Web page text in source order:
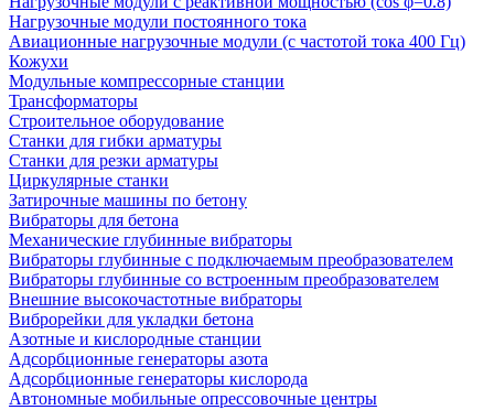
Нагрузочные модули постоянного тока
Авиационные нагрузочные модули (с частотой тока 400 Гц)
Кожухи
Модульные компрессорные станции
Трансформаторы
Строительное оборудование
Станки для гибки арматуры
Станки для резки арматуры
Циркулярные станки
Затирочные машины по бетону
Вибраторы для бетона
Механические глубинные вибраторы
Вибраторы глубинные с подключаемым преобразователем
Вибраторы глубинные со встроенным преобразователем
Внешние высокочастотные вибраторы
Виброрейки для укладки бетона
Азотные и кислородные станции
Адсорбционные генераторы азота
Адсорбционные генераторы кислорода
Автономные мобильные опрессовочные центры